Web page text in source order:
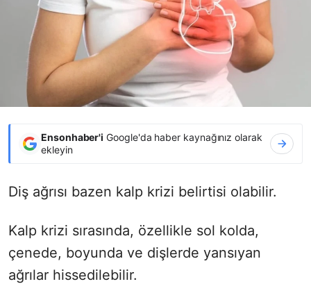
Ensonhaber'i Google'da haber kaynağınız olarak
ekleyin
Diş ağrısı bazen kalp krizi belirtisi olabilir.
Kalp krizi sırasında, özellikle sol kolda,
çenede, boyunda ve dişlerde yansıyan
ağrılar hissedilebilir.